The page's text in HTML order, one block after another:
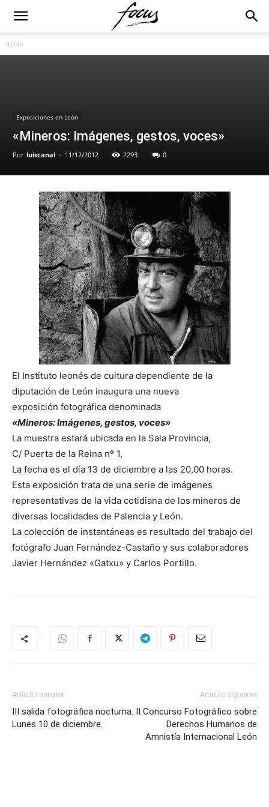
Inicio
Exposiciones en León
«Mineros: Imágenes, gestos, voces»
Por luiscanal - 11/12/2012 2293 0
El Instituto leonés de cultura dependiente de la
diputación de León inaugura una nueva
exposición fotográfica denominada
«Mineros: Imágenes, gestos, voces»
La muestra estará ubicada en la Sala Provincia,
C/ Puerta de la Reina nº 1,
La fecha es el día 13 de diciembre a las 20,00 horas.
Esta exposición trata de una serie de imágenes
representativas de la vida cotidiana de los mineros de
diversas localidades de Palencia y León.
La colección de instantáneas es resultado del trabajo del
fotógrafo Juan Fernández-Castaño y sus colaboradores
Javier Hernández «Gatxu» y Carlos Portillo.
Artículo anterior
III salida fotográfica nocturna.
Lunes 10 de diciembre.
Artículo siguiente
II Concurso Fotográfico sobre
Derechos Humanos de
Amnistía Internacional León